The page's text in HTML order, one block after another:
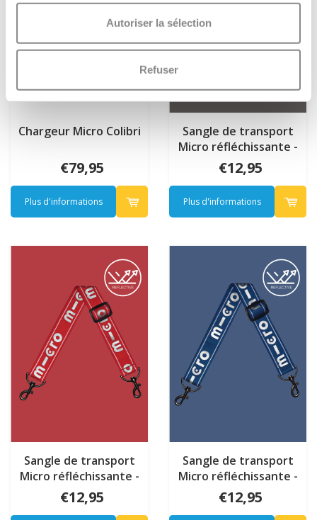
Autoriser la sélection
Refuser
Chargeur Micro Colibri
€79,95
Plus d'informations
Sangle de transport
Micro réfléchissante -
Noir
€12,95
Plus d'informations
Sangle de transport
Micro réfléchissante -
Rouge
€12,95
Sangle de transport
Micro réfléchissante -
Bleu
€12,95